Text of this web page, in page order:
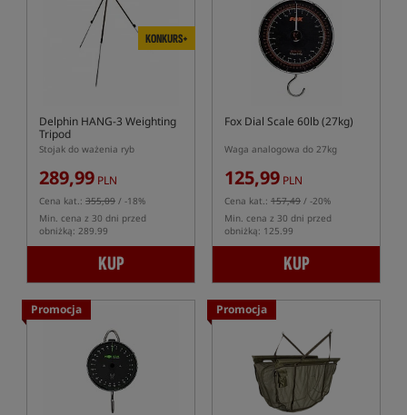
KONKURS+
Delphin HANG-3 Weighting
Tripod
Stojak do ważenia ryb
289,99 PLN
Cena kat.: 355,09 / -18%
Min. cena z 30 dni przed
obniżką: 289.99
KUP
Fox Dial Scale 60lb (27kg)
Waga analogowa do 27kg
125,99 PLN
Cena kat.: 157,49 / -20%
Min. cena z 30 dni przed
obniżką: 125.99
KUP
Promocja Promocja